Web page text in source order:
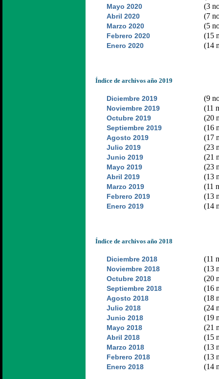
Mayo 2020 (3
Abril 2020 (7
Marzo 2020 (5
Febrero 2020 (15
Enero 2020 (14
Índice de archivos año 2019
Diciembre 2019 (9
Noviembre 2019 (11
Octubre 2019 (20
Septiembre 2019 (16
Agosto 2019 (17
Julio 2019 (23
Junio 2019 (21
Mayo 2019 (23
Abril 2019 (13
Marzo 2019 (11
Febrero 2019 (13
Enero 2019 (14
Índice de archivos año 2018
Diciembre 2018 (11
Noviembre 2018 (13
Octubre 2018 (20
Septiembre 2018 (16
Agosto 2018 (18
Julio 2018 (24
Junio 2018 (19
Mayo 2018 (21
Abril 2018 (15
Marzo 2018 (13
Febrero 2018 (13
Enero 2018 (14